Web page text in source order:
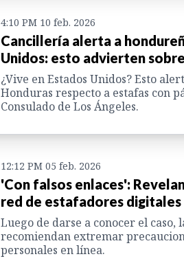
4:10 PM 10 feb. 2026
Cancillería alerta a
Unidos: esto advierten
¿Vive en Estados Unidos? Esto
Honduras respecto a estafas con
Consulado de Los Ángeles.
12:12 PM 05 feb. 2026
'Con falsos enlaces':
red de estafadores digitales
Luego de darse a conocer el caso,
recomiendan extremar
personales en línea.